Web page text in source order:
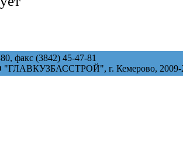
факс (3842) 45-47-81
"ГЛАВКУЗБАССТРОЙ", г. Кемерово, 2009-